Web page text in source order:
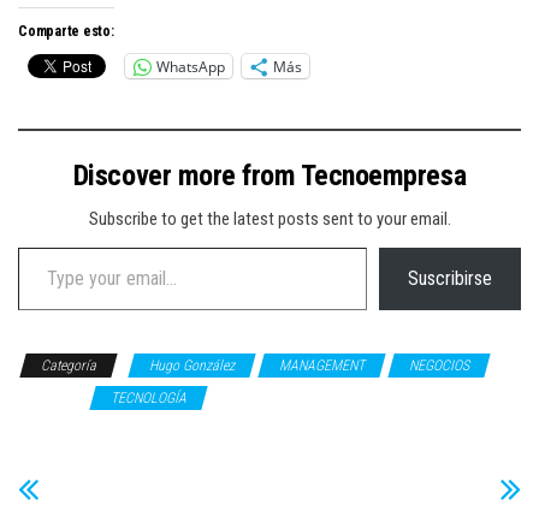
Comparte esto:
WhatsApp Más
Discover more from Tecnoempresa
Subscribe to get the latest posts sent to your email.
Type your email…
Suscribirse
Categoría Hugo González MANAGEMENT
NEGOCIOS
TECNOLOGÍA